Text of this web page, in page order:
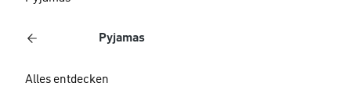
Pyjamas
Alles entdecken